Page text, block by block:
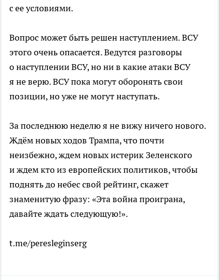
с ее условиями.
Вопрос может быть решен наступлением. ВСУ
этого очень опасается. Ведутся разговоры
о наступлении ВСУ, но ни в какие атаки ВСУ
я не верю. ВСУ пока могут оборонять свои
позиции, но уже не могут наступать.
За последнюю неделю я не вижу ничего нового.
Ждём новых ходов Трампа, что почти
неизбежно, ждем новых истерик Зеленского
и ждем кто из европейских политиков, чтобы
поднять до небес свой рейтинг, скажет
знаменитую фразу: «Эта война проиграна,
давайте ждать следующую!».
t.me/peresleginserg